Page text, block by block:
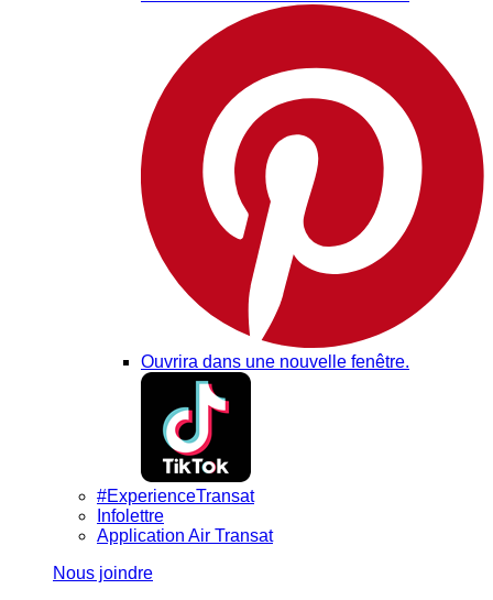
Ouvrira dans une nouvelle fenêtre.
#ExperienceTransat
Infolettre
Application Air Transat
Nous joindre